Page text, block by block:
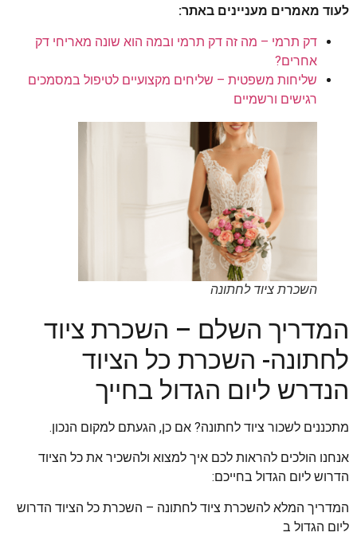
לעוד מאמרים מעניינים באתר:
דק תרמי – מה זה דק תרמי ובמה הוא שונה מאריחי דק
אחרים?
שליחות משפטית – שליחים מקצועיים לטיפול במסמכים
רגישים ורשמיים
השכרת ציוד לחתונה
המדריך השלם – השכרת ציוד
לחתונה- השכרת כל הציוד
הנדרש ליום הגדול בחייך
מתכננים לשכור ציוד לחתונה? אם כן, הגעתם למקום הנכון.
אנחנו הולכים להראות לכם איך למצוא ולהשכיר את כל הציוד
הדרוש ליום הגדול בחייכם:
המדריך המלא להשכרת ציוד לחתונה – השכרת כל הציוד הדרוש
ליום הגדול ב